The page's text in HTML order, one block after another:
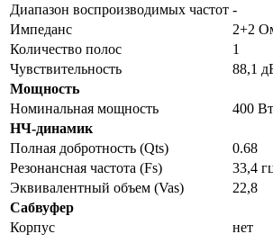
Диапазон воспроизводимых частот -
Импеданс
2+2
Количество полос
1
Чувствительность
88,1
Мощность
Номинальная мощность
400 Вт
НЧ-динамик
Полная добротность (Qts)
0.68
Резонансная частота (Fs)
33,4
Эквивалентный объем (Vas)
22,8
Сабвуфер
Корпус
нет